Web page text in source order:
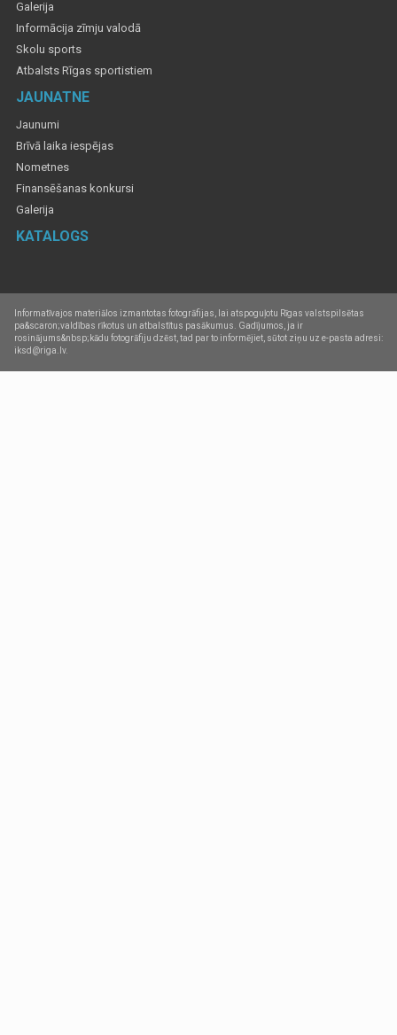
Galerija
Informācija zīmju valodā
Skolu sports
Atbalsts Rīgas sportistiem
JAUNATNE
Jaunumi
Brīvā laika iespējas
Nometnes
Finansēšanas konkursi
Galerija
KATALOGS
Informatīvajos materiālos izmantotas fotogrāfijas, lai atspoguļotu Rīgas valstspilsētas
pa&scaron;valdības rīkotus un atbalstītus pasākumus. Gadījumos, ja ir
rosinājums&nbsp;kādu fotogrāfiju dzēst, tad par to informējiet, sūtot ziņu uz e-pasta adresi:
iksd@riga.lv.